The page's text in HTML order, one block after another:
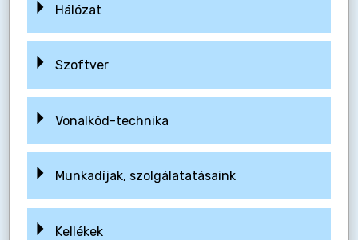
Hálózat
Szoftver
Vonalkód-technika
Munkadíjak, szolgálatatásaink
Kellékek